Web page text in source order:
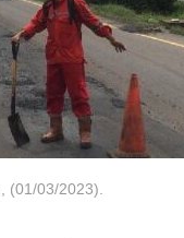
(01/03/2023).